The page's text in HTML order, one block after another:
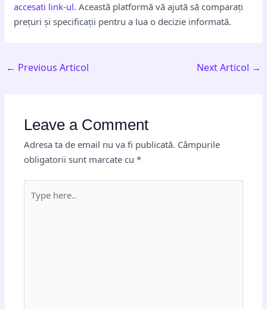
accesati link-ul. Această platformă vă ajută să comparați
prețuri și specificații pentru a lua o decizie informată.
← Previous Articol Next Articol →
Leave a Comment
Adresa ta de email nu va fi publicată. Câmpurile
obligatorii sunt marcate cu*
here..